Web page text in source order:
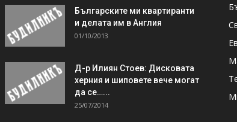
Българските ми квартиранти
и делата им в Англия
01/10/2013
Д-р Илиян Стоев: Дисковата
херния и шиповете вече могат
да се…...
25/07/2014